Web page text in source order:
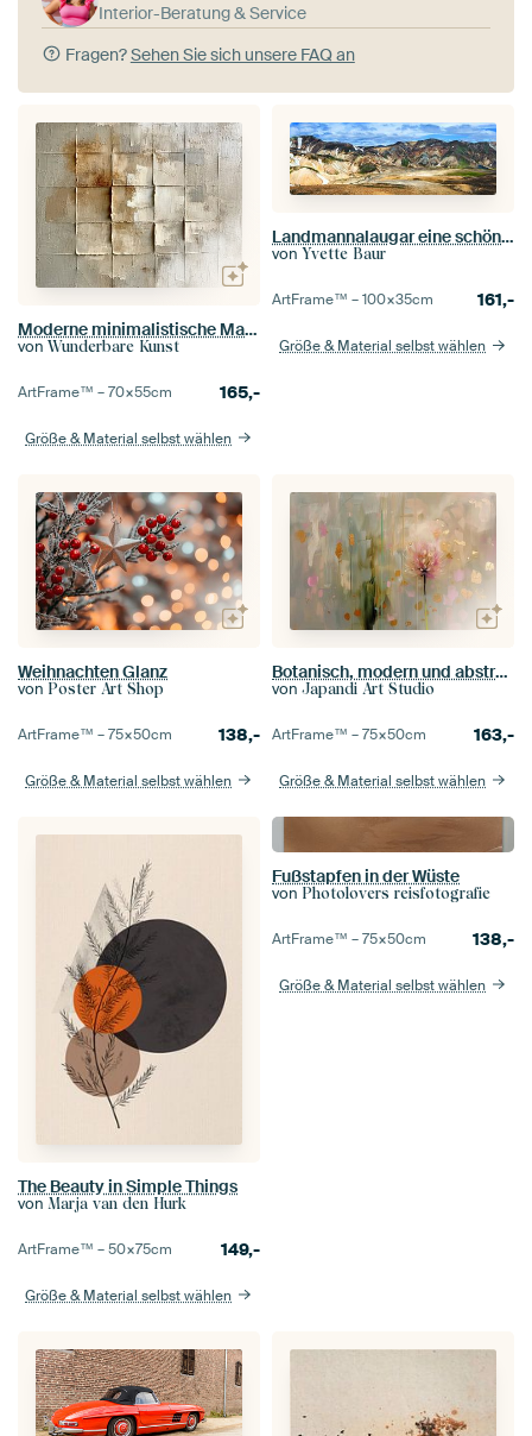
Interior-Beratung & Service
Fragen?Sehen Sie sich unsere FAQ an
Moderne minimalistische Malerei
von Wunderbare Kunst
ArtFrame™ –70×55cm 165,-
Größe & Material selbst wählen
Landmannalaugar eine schöne Gegend in Island
von Yvette Baur
ArtFrame™ –100×35cm 161,-
Größe & Material selbst wählen
Weihnachten Glanz
von Poster Art Shop
ArtFrame™ –75×50cm 138,-
Größe & Material selbst wählen
Botanisch, modern und abstrakt im japanischen Stil
von Japandi Art Studio
ArtFrame™ –75×50cm 163,-
Größe & Material selbst wählen
The Beauty in Simple Things
von Marja van den Hurk
ArtFrame™ –50×75cm 149,-
Größe & Material selbst wählen
Fußstapfen in der Wüste
von Photolovers reisfotografie
ArtFrame™ –75×50cm 138,-
Größe & Material selbst wählen